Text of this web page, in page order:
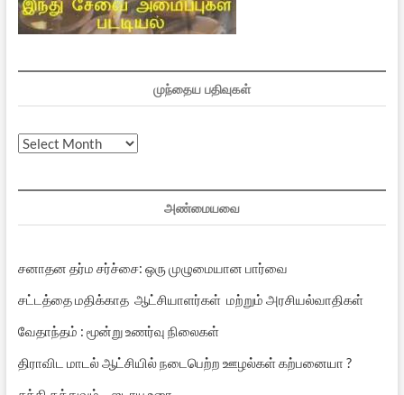
முந்தைய பதிவுகள்
முந்தைய
அண்மையவை
சனாதன தர்ம சர்ச்சை: ஒரு முழுமையான பார்வை
சட்டத்தை மதிக்காத ஆட்சியாளர்கள் மற்றும் அரசியல்வாதிகள்
வேதாந்தம் : மூன்று உணர்வு நிலைகள்
திராவிட மாடல் ஆட்சியில் நடைபெற்ற ஊழல்கள் கற்பனையா ?